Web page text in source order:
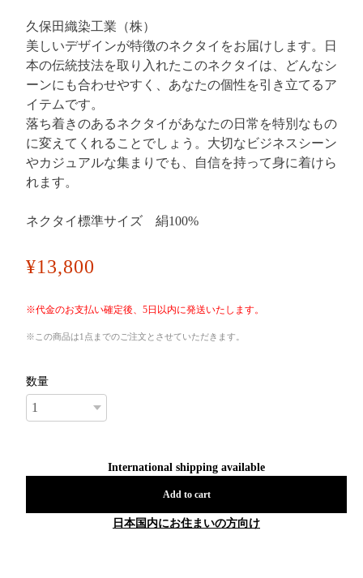
久保田織染工業（株）
美しいデザインが特徴のネクタイをお届けします。日
本の伝統技法を取り入れたこのネクタイは、どんなシ
ーンにも合わせやすく、あなたの個性を引き立てるア
イテムです。
落ち着きのあるネクタイがあなたの日常を特別なもの
に変えてくれることでしょう。大切なビジネスシーン
やカジュアルな集まりでも、自信を持って身に着けら
れます。
ネクタイ標準サイズ 絹100%
¥13,800
※代金のお支払い確定後、5日以内に発送いたします。
※この商品は1点までのご注文とさせていただきます。
数量
International shipping available
Add to cart
日本国内にお住まいの方向け